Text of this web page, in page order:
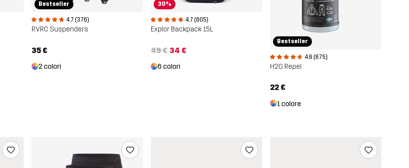
Bestseller
4.7 (376)
RVRC Suspenders
35 €
2 colori
30%
4.7 (605)
Explor Backpack 15L
49 € 34 €
6 colori
Bestseller
4.6 (675)
H2O Repel
22 €
1 colore